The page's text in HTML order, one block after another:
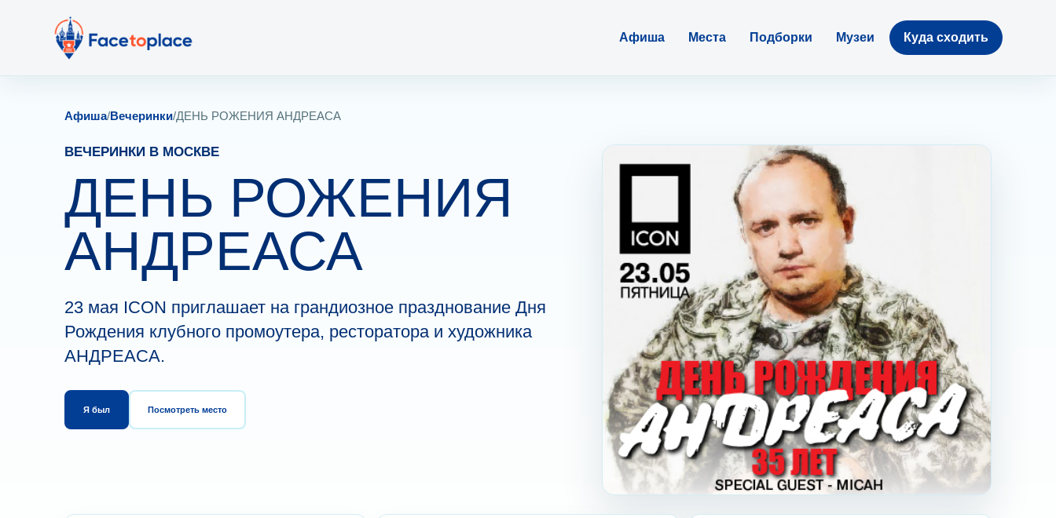
Афиша Места Подборки Музеи Куда сходить
Афиша/Вечеринки/ДЕНЬ РОЖЕНИЯ АНДРЕАСА
ВЕЧЕРИНКИ В МОСКВЕ
ДЕНЬ РОЖЕНИЯ
АНДРЕАСА
23 мая ICON приглашает на грандиозное празднование Дня
Рождения клубного промоутера, ресторатора и художника
АНДРЕАСА.
Я был Посмотреть место